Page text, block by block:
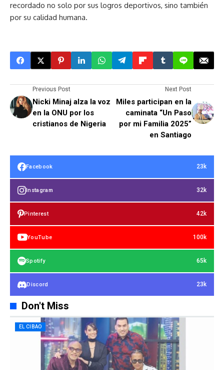
recordado no solo por sus logros deportivos, sino también
por su calidad humana.
Previous Post
Nicki Minaj alza la voz
en la ONU por los
cristianos de Nigeria
Next Post
Miles participan en la
caminata “Un Paso
por mi Familia 2025”
en Santiago
Facebook 23k
Instagram 32k
Pinterest 42k
YouTube 100k
Spotify 65k
Discord 23k
Don't Miss
EL CIBAO